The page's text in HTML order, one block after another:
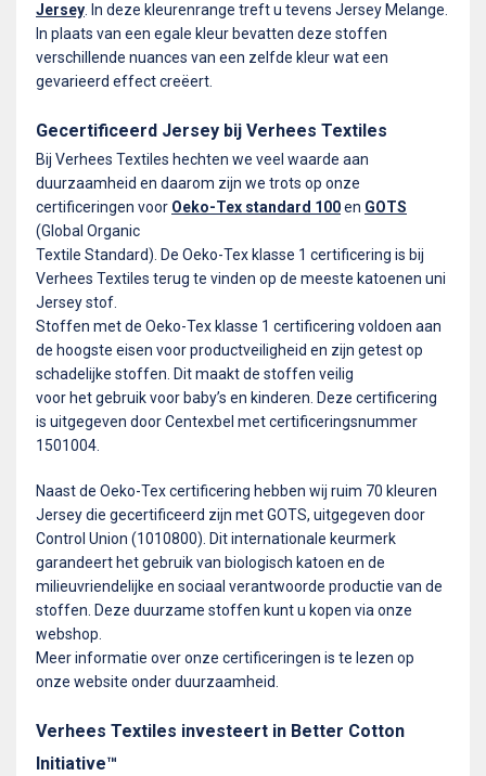
Jersey. In deze kleurenrange treft u tevens Jersey Melange.
In plaats van een egale kleur bevatten deze stoffen
verschillende nuances van een zelfde kleur wat een
gevarieerd effect creëert.
Gecertificeerd Jersey bij Verhees Textiles
Bij Verhees Textiles hechten we veel waarde aan
duurzaamheid en daarom zijn we trots op onze
certificeringen voor Oeko-Tex standard 100en GOTS
(Global Organic
Textile Standard). De Oeko-Tex klasse 1 certificering is bij
Verhees Textiles terug te vinden op de meeste katoenen uni
Jersey stof.
Stoffen met de Oeko-Tex klasse 1 certificering voldoen aan
de hoogste eisen voor productveiligheid en zijn getest op
schadelijke stoffen. Dit maakt de stoffen veilig
voor het gebruik voor baby’s en kinderen. Deze certificering
is uitgegeven door Centexbel met certificeringsnummer
1501004.
Naast de Oeko-Tex certificering hebben wij ruim 70 kleuren
Jersey die gecertificeerd zijn met GOTS, uitgegeven door
Control Union (1010800). Dit internationale keurmerk
garandeert het gebruik van biologisch katoen en de
milieuvriendelijke en sociaal verantwoorde productie van de
stoffen. Deze duurzame stoffen kunt u kopen via onze
webshop.
Meer informatie over onze certificeringen is te lezen op
onze website onder duurzaamheid.
Verhees Textiles investeert in Better Cotton
Initiative™